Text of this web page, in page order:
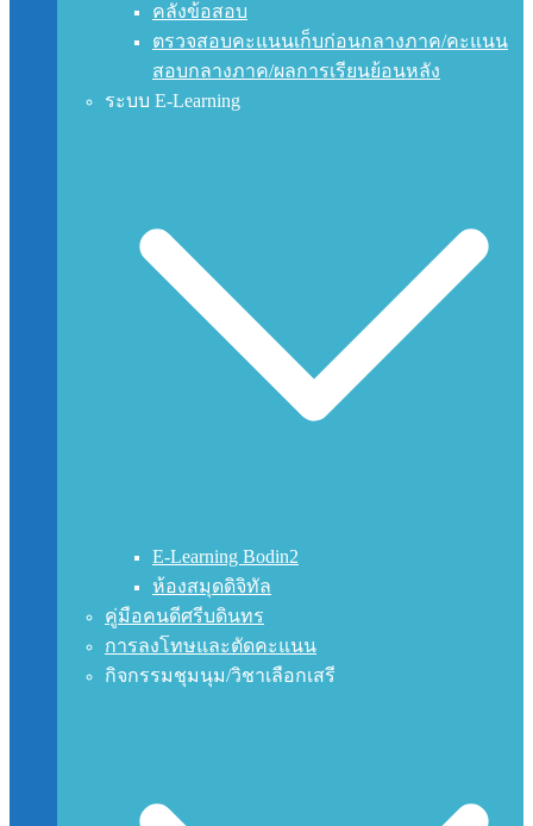
คลังข้อสอบ
ตรวจสอบคะแนนเก็บก่อนกลางภาค/คะแนน
สอบกลางภาค/ผลการเรียนย้อนหลัง
ระบบ E-Learning
E-Learning Bodin2
ห้องสมุดดิจิทัล
คู่มือคนดีศรีบดินทร
การลงโทษและตัดคะแนน
กิจกรรมชุมนุม/วิชาเลือกเสรี